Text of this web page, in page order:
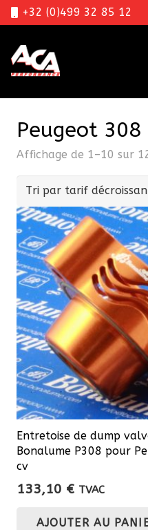
+32 (0)499 32 85 12
Peugeot 308
Affichage de 1–10 sur
Entretoise de dump
Bonalume P308 pour
cv
133,10 € TVAC
AJOUTER AU